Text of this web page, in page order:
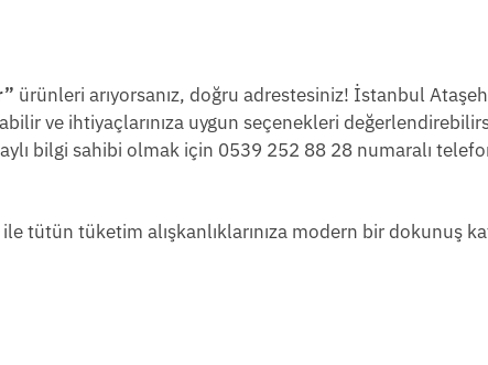
ürünleri arıyorsanız, doğru adrestesiniz! İstanbul
ve ihtiyaçlarınıza uygun seçenekleri
bilgi sahibi olmak için 0539 252 88 28 numaralı
ile tütün tüketim alışkanlıklarınıza modern bir dokunuş